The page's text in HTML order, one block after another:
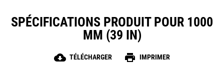
SPÉCIFICATIONS PRODUIT POUR 1000
MM (39 IN)
cloud_download TÉLÉCHARGER print IMPRIMER